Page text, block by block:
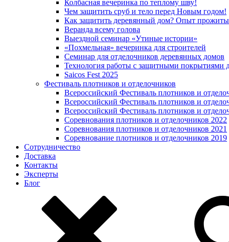
Колбасная вечеринка по теплому шву!
Чем защитить сруб и тело перед Новым годом!
Как защитить деревянный дом? Опыт
Веранда всему голова
Выездной семинар «Утиные истории»
«Похмельная» вечеринка для строителей
Семинар для отделочников деревянных домов
Технология работы с защитными покрытиями
Saicos Fest 2025
Фестиваль плотников и отделочников
Всероссийский Фестиваль плотников и
Всероссийский Фестиваль плотников и
Всероссийский Фестиваль плотников и
Соревнования плотников и отделочников 2022
Соревнования плотников и отделочников 2021
Соревнование плотников и отделочников 2019
Сотрудничество
Доставка
Контакты
Эксперты
Блог